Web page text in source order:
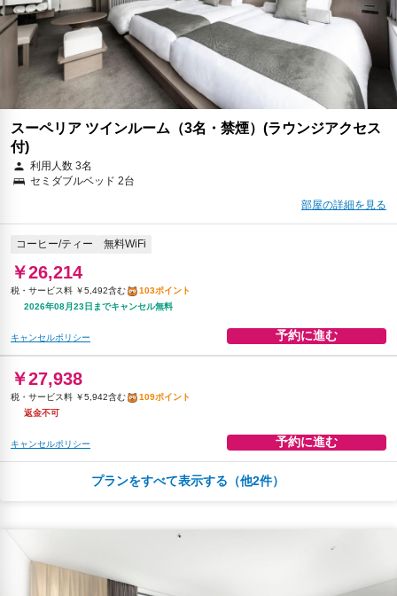
キャンセルポリシー 予約に進む
スーペリア ツインルーム（3名・禁煙）(ラウンジアクセス
付)
利用人数 3名
セミダブルベッド 2台
部屋の詳細を見る
コーヒー/ティー 無料WiFi
￥26,214
税・サービス料 ￥5,492含む
103ポイント
2026年08月23日までキャンセル無料
キャンセルポリシー 予約に進む
￥27,938
税・サービス料 ￥5,942含む
109ポイント
返金不可
キャンセルポリシー 予約に進む
コーヒー/ティー 無料WiFi
税・サービス料 ￥5,921含む
111ポイント
キャンセルポリシー
プランをすべて表示する（他2件）